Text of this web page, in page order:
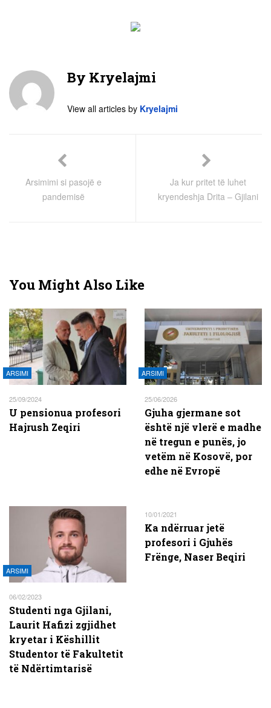
By Kryelajmi
View all articles by Kryelajmi
Arsimimi si pasojë e
pandemisë
Ja kur pritet të luhet
kryendeshja Drita – Gjilani
You Might Also Like
ARSIMI
25/09/2024
U pensionua profesori
Hajrush Zeqiri
ARSIMI
25/06/2026
Gjuha gjermane sot
është një vlerë e madhe
në tregun e punës, jo
vetëm në Kosovë, por
edhe në Evropë
ARSIMI
06/02/2023
Studenti nga Gjilani,
Laurit Hafizi zgjidhet
kryetar i Këshillit
Studentor të Fakultetit
të Ndërtimtarisë
10/01/2021
Ka ndërruar jetë
profesori i Gjuhës
Frënge, Naser Beqiri